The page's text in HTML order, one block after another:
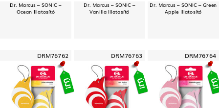
Dr. Marcus – SONIC –
Ocean Illatosító
Dr. Marcus – SONIC –
Vanilla Illatosító
Dr. Marcus – SONIC – Green
Apple Illatosító
DRM76762 DRM76763 DRM76764